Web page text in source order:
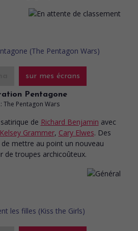
sur mes écrans
Pentagone
The Pentagon Wars
de Richard Benjamin avec
Kelsey Grammer, Cary Elwes. Des
mettre au point un nouveau
de troupes archicoûteux.